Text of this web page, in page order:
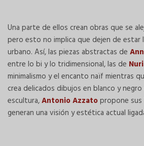
Una parte de ellos crean obras que se
pero esto no implica que dejen de estar
urbano. Así, las piezas abstractas de
entre lo bi y lo tridimensional, las de
minimalismo y el encanto naïf mientras
crea delicados dibujos en blanco y
escultura,Antonio Azzatopropone sus
generan una visión y estética actual